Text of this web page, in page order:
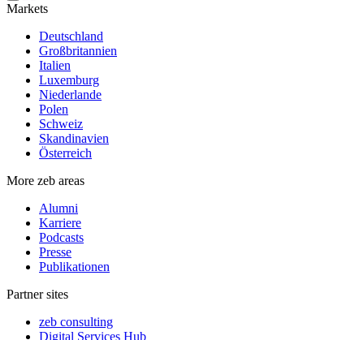
Markets
Deutschland
Großbritannien
Italien
Luxemburg
Niederlande
Polen
Schweiz
Skandinavien
Österreich
More zeb areas
Alumni
Karriere
Podcasts
Presse
Publikationen
Partner sites
zeb consulting
Digital Services Hub